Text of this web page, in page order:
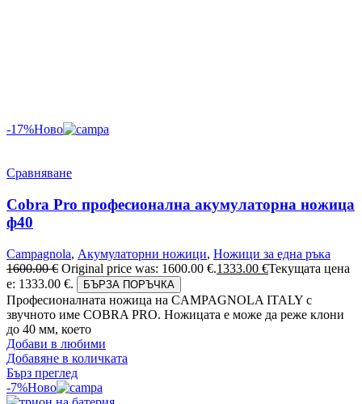
-17%Ново
Сравняване
Cobra Pro професионална акумулаторна ножица
ф40
Campagnola, Акумулаторни ножици, Ножици за една ръка
1600.00€ Original price was: 1600.00 €.1333.00 €Текущата цена
е: 1333.00 €.
БЪРЗА ПОРЪЧКА
Професионалната ножица на CAMPAGNOLA ITALY с
звучното име COBRA PRO. Ножицата е може да реже клони
до 40 мм, което
Добави в любими
Добавяне в количката
Бърз преглед
-7%Ново